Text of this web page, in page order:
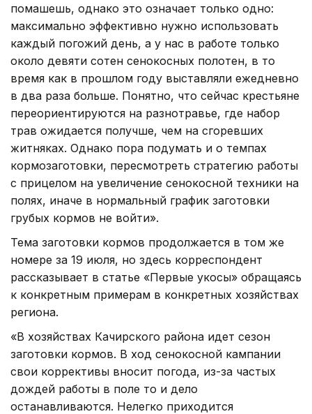
помашешь, однако это означает только одно:
максимально эффективно нужно использовать
каждый погожий день, а у нас в работе только
около девяти сотен сенокосных полотен, в то
время как в прошлом году выставляли ежедневно
в два раза больше. Понятно, что сейчас крестьяне
переориентируются на разнотравье, где набор
трав ожидается получше, чем на сгоревших
житняках. Однако пора подумать и о темпах
кормозаготовки, пересмотреть стратегию работы
с прицелом на увеличение сенокосной техники на
полях, иначе в нормальный график заготовки
грубых кормов не войти».
Тема заготовки кормов продолжается в том же
номере за 19 июля, но здесь корреспондент
рассказывает в статье «Первые укосы» обращаясь
к конкретным примерам в конкретных хозяйствах
региона.
«В хозяйствах Качирского района идет сезон
заготовки кормов. В ход сенокосной кампании
свои коррективы вносит погода, из-за частых
дождей работы в поле то и дело
останавливаются. Нелегко приходится